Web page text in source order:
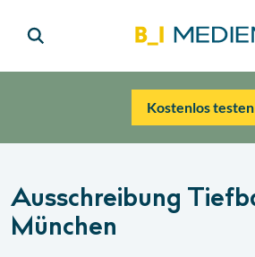
Kostenlos testen
Ausschreibung
München